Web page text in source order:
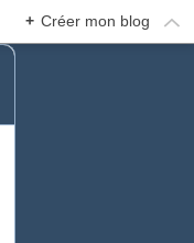
+ Créer mon blog